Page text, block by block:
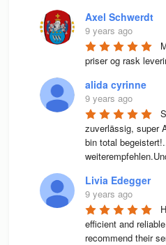
Axel Schwerdt
9 years ago
priser og rask
alida cyrinne
9 years ago
zuverlässig, super
bin total
Livia Edegger
9 years ago
efficient and
recommend their